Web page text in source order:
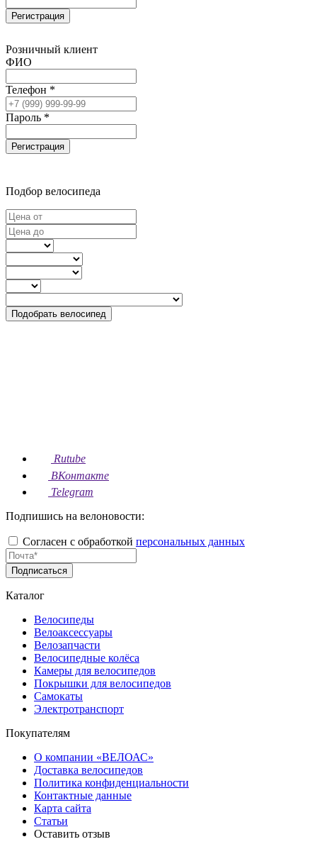
Регистрация
Розничный клиент
ФИО
Телефон *
Пароль *
Регистрация
Подбор велосипеда
Подобрать велосипед
Rutube
ВКонтакте
Telegram
Подпишись на велоновости:
Согласен с обработкой персональных данных
Подписаться
Каталог
Велосипеды
Велоаксессуары
Велозапчасти
Велосипедные колёса
Камеры для велосипедов
Покрышки для велосипедов
Самокаты
Электротранспорт
Покупателям
О компании «ВЕЛОАС»
Доставка велосипедов
Политика конфиденциальности
Контактные данные
Карта сайта
Статьи
Оставить отзыв